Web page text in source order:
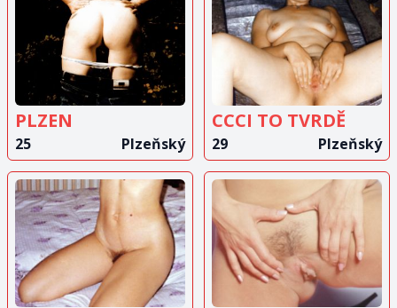
ZOBRAZIT
INZERÁT
PLZEN
25 Plzeňský
ZOBRAZIT
INZERÁT
CCCI TO TVRDĚ
29 Plzeňský
ZOBRAZIT
INZERÁT
ZOBRAZIT
INZERÁT